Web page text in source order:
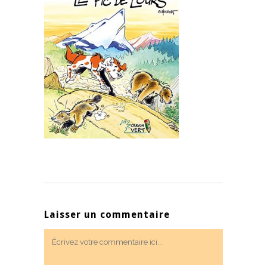
Laisser un commentaire